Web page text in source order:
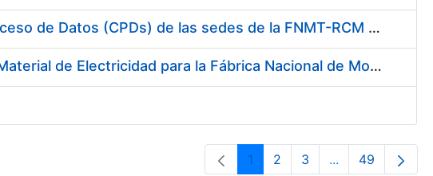
Conexión mediante Fibra Óptica de los Centros de Proceso de Datos (CPDs) de las sedes de la FNMT-RCM de Burgos y Madrid
Contratación de acuerdo marco para el Suministro de Material de Electricidad para la Fábrica Nacional de Moneda y Timbre-Real Casa de la Moneda en su centro de trabajo de Burgos
Page
1 Page
2 Page
3 ...Intermediate
Page
49